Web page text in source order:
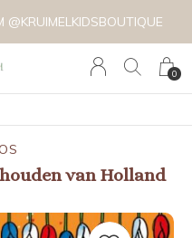
0
@KRUIMELKIDSBOUTIQUE
van Holland